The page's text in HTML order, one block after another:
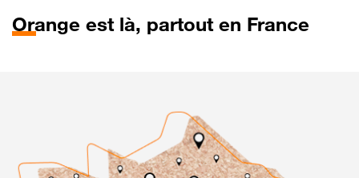
Orange est là, partout en France